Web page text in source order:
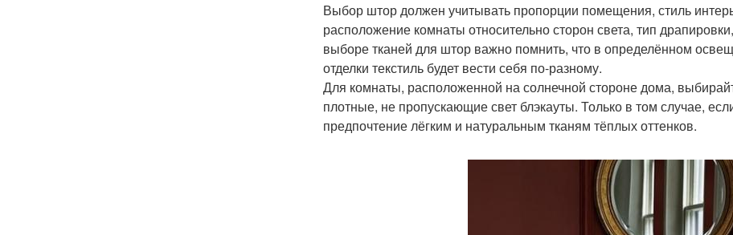
Выбор штор должен учитывать пропорции помещения, стиль
расположение комнаты относительно сторон света, тип
выборе тканей для штор важно помнить, что в определённом
отделки текстиль будет вести себя по-разному.
Для комнаты, расположенной на солнечной стороне дома,
плотные, не пропускающие свет блэкауты. Только в том случае,
предпочтение лёгким и натуральным тканям тёплых оттенков.